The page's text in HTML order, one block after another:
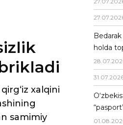
xalqini
samimiy
27.07.
holda
28.07.
31.07.
01.08.